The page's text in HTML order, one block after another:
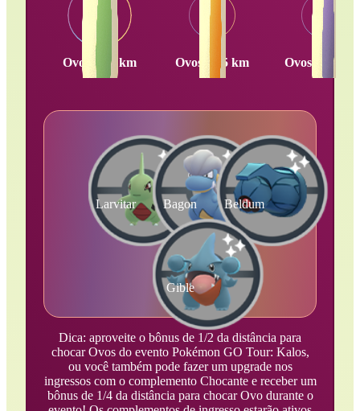
Ovos de 2 km Ovos de 5 km Ovos de 10
Larvitar Bagon Beldum
Gible
Dica: aproveite o bônus de 1/2 da distância para
chocar Ovos do evento Pokémon GO Tour: Kalos,
ou você também pode fazer um upgrade nos
ingressos com o complemento Chocante e receber um
bônus de 1/4 da distância para chocar Ovo durante o